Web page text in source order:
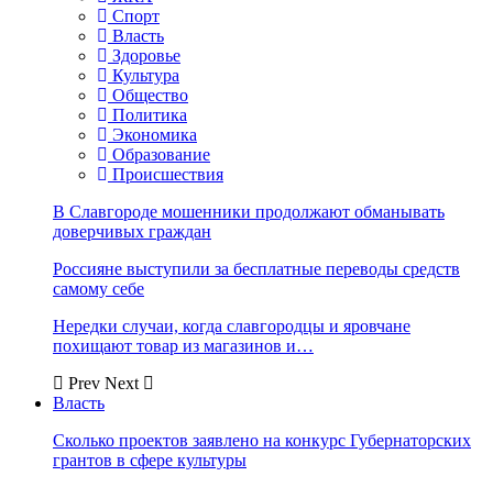
Спорт
Власть
Здоровье
Культура
Общество
Политика
Экономика
Образование
Происшествия
В Славгороде мошенники продолжают обманывать
доверчивых граждан
Россияне выступили за бесплатные переводы средств
самому себе
Нередки случаи, когда славгородцы и яровчане
похищают товар из магазинов и…
Prev Next
Власть
Сколько проектов заявлено на конкурс Губернаторских
грантов в сфере культуры